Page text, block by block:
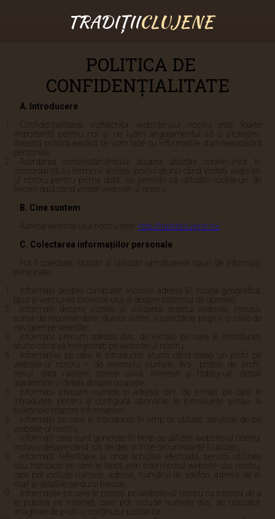
TRADIȚIICLUJENE
POLITICA DE
CONFIDENȚIALITATE
A. Introducere
Confidențialitatea vizitatorilor website-ului nostru este foarte
importantă pentru noi și ne luăm angajamentul să o protejăm.
Această politică explică ce vom face cu informațiile dumneavoastră
personale.
Acordarea consimțământului asupra utilizării cookie-urilor în
concordanță cu termenii acestei politici atunci când vizitați website-
ul nostru pentru prima dată, ne permite să utilizăm cookie-uri de
fiecare dată când vizitați website-ul nostru.
B. Cine suntem
Adresa website-ului nostru este: http://traditiiclujene.ro/
C. Colectarea informațiilor personale
Pot fi colectate, stocate și utilizate următoarele tipuri de informații
personale:
informații despre computer, inclusiv adresa IP, locația geografică,
tipul și versiunea browser-ului și despre sistemul de operare;
informații despre vizitele și utilizarea acestui website, inclusiv
sursa de recomandare, durata vizitei, vizualizările paginii și căile de
navigare pe website;
informații precum adresa dvs. de e-mail, pe care le introduceți
atunci când vă înregistrați pe website-ul nostru;
informațiile pe care le introduceți atunci când creați un profil pe
website-ul nostru – de exemplu, numele dvs., pozele de profil,
sexul, data nașterii, starea civilă, interese și hobby-uri, detalii
academice și detalii despre ocupație;
informații precum numele și adresa dvs. de e-mail, pe care le
introduceți pentru a configura abonările la e-mailurile și/sau la
buletinele noastre informative;
informații pe care le introduceți în timp ce utilizați serviciile de pe
website-ul nostru;
informații care sunt generate în timp ce utilizați website-ul nostru,
inclusiv despre când, cât de des și în ce circumstanțe îl utilizați;
informații referitoare la orice achiziție efectuată, servicii utilizate
sau tranzacții pe care le faceți prin intermediul website-ului nostru,
care pot include numele, adresa, numărul de telefon, adresa de e-
mail și detaliile cardului bancar;
informațiile pe care le postați pe website-ul nostru cu intenția de a
le publica pe internet, care pot include numele dvs. de utilizator,
imaginile de profil și conținutul postărilor;